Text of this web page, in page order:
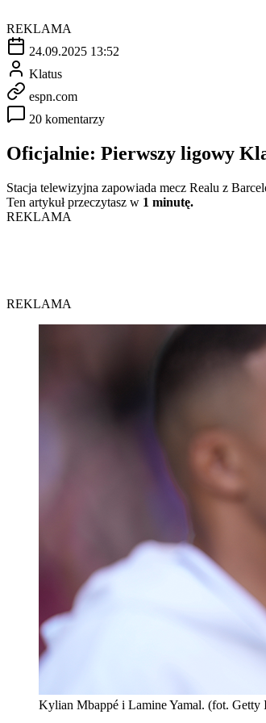
REKLAMA
24.09.2025 13:52
Klatus
espn.com
20 komentarzy
Oficjalnie: Pierwszy ligowy
Stacja telewizyjna zapowiada mecz Realu z
Ten artykuł przeczytasz w 1 minutę.
REKLAMA
REKLAMA
Kylian Mbappé i Lamine Yamal. (fot. Getty